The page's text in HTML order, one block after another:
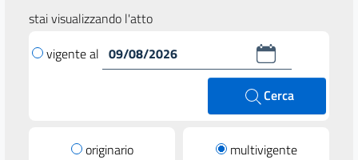
stai visualizzando l'atto
vigente al
Cerca
originario multivigente